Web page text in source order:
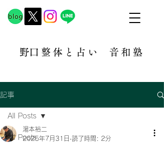
​野口整体と占い 音和塾​
記事
All Posts
All Posts
湯本裕二
2025年7月31日 読了時間: 2分